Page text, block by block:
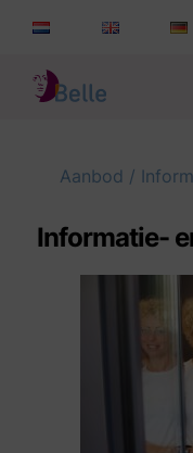
Informatie
Wie zijn wij
Aanbod /
Informatie-